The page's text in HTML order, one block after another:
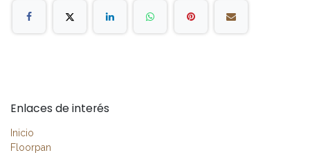
Enlaces de interés
Inicio
Floorpan